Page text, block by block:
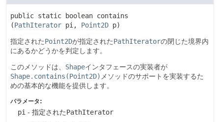
public static boolean contains
(PathIterator pi, Point2D p)
指定されたPoint2Dが指定されたPathIteratorの閉じた境界内
にあるかどうかを判定します。
このメソッドは、 Shapeインタフェースの実装者が
Shape.contains(Point2D) メソッドのサポートを実装するた
めの基本的な機能を提供します。
パラメータ:
pi - 指定されたPathIterator